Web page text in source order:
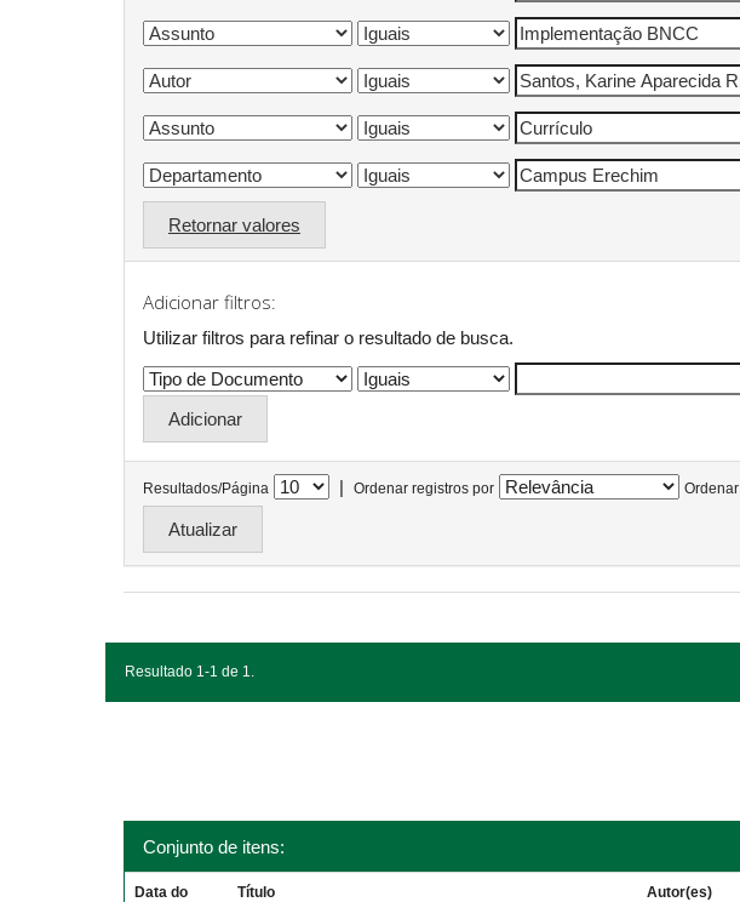
Retornar valores
Adicionar filtros:
Utilizar filtros para refinar o resultado de busca.
Resultados/Página | Ordenar registros por Ordenar
Resultado 1-1 de 1.
Conjunto de itens:
Data do Título Autor(es)